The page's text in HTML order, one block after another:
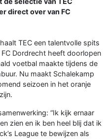
direct over van FC
TEC een talentvolle spits
Dordrecht heeft doorlopen
voetbal maakte tijdens de
Nu maakt Schalekamp
seizoen in het oranje
“Ik kijk ernaar
zien en ik ben heel blij dat ik
League te bewijzen als